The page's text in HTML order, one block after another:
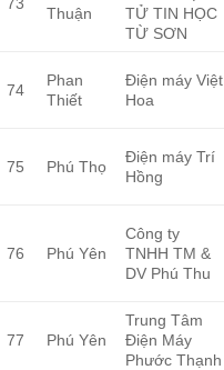
Thuận
TỬ TIN HỌC
TỪ SƠN
74
Phan
Thiết
Điện máy Việt
Hoa
75 Phú Thọ
Điện máy Trí
Hồng
76 Phú Yên
Công ty
TNHH TM &
DV Phú Thu
77 Phú Yên
Trung Tâm
Điện Máy
Phước Thạnh